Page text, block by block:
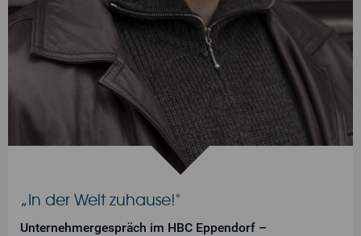
„In der Welt zuhause!"
Unternehmergespräch im HBC Eppendorf –